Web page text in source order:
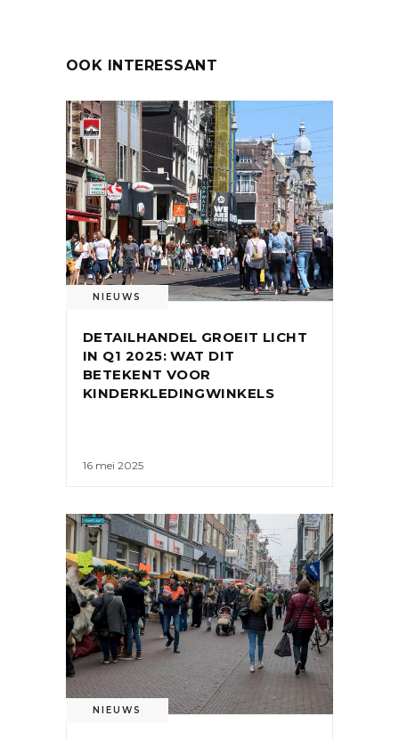
OOK INTERESSANT
NIEUWS
DETAILHANDEL GROEIT LICHT
IN Q1 2025: WAT DIT
BETEKENT VOOR
KINDERKLEDINGWINKELS
16 mei 2025
NIEUWS